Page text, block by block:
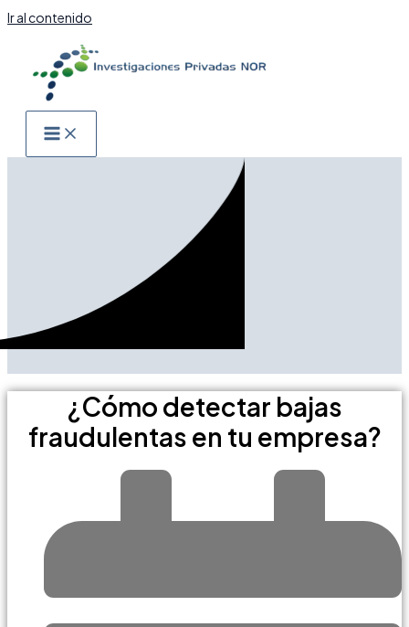
Ir al contenido
¿Cómo detectar bajas
fraudulentas en tu empresa?